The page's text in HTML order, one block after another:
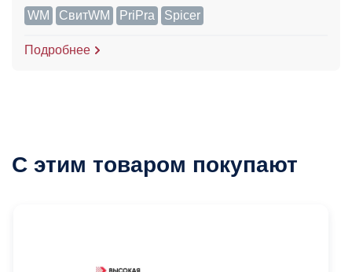
WM
СвитWM PriPra Spicer
Подробнее
С этим товаром покупают